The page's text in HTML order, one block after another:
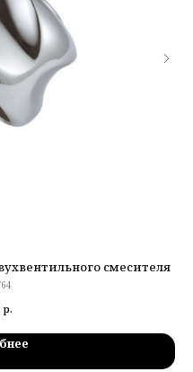
смесителя
р.